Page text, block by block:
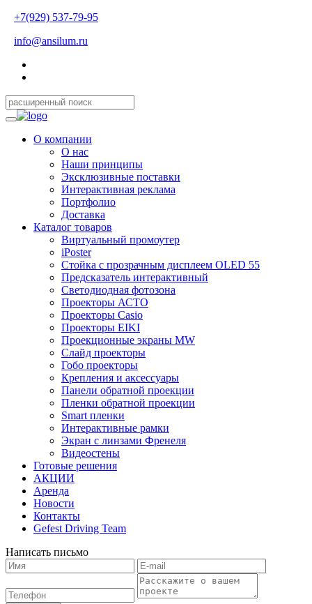
+7(929) 537-79-95
info@ansilum.ru
О компании
О нас
Наши принципы
Эксклюзивные поставки
Интерактивная реклама
Портфолио
Доставка
Каталог товаров
Виртуальный промоутер
iPoster
Стойка с прозрачным дисплеем OLED 55
Предсказатель интерактивный
Светодиодная фотозона
Проекторы АСТО
Проекторы Casio
Проекторы EIKI
Проекционные экраны MW
Слайд проекторы
Гобо проекторы
Крепления и аксессуары
Панели обратной проекции
Пленки обратной проекции
Smart пленки
Интерактивные рамки
Экран с линзами Френеля
Видеостены
Готовые решения
АКЦИИ
Аренда
Новости
Контакты
Gefest Driving Team
Написать письмо